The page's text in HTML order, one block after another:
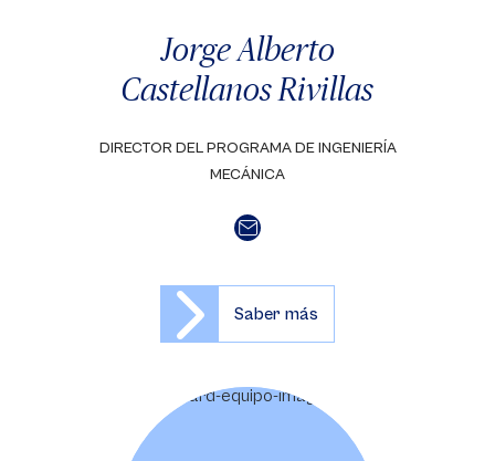
Jorge Alberto
Castellanos Rivillas
DIRECTOR DEL PROGRAMA DE INGENIERÍA
MECÁNICA
Saber más